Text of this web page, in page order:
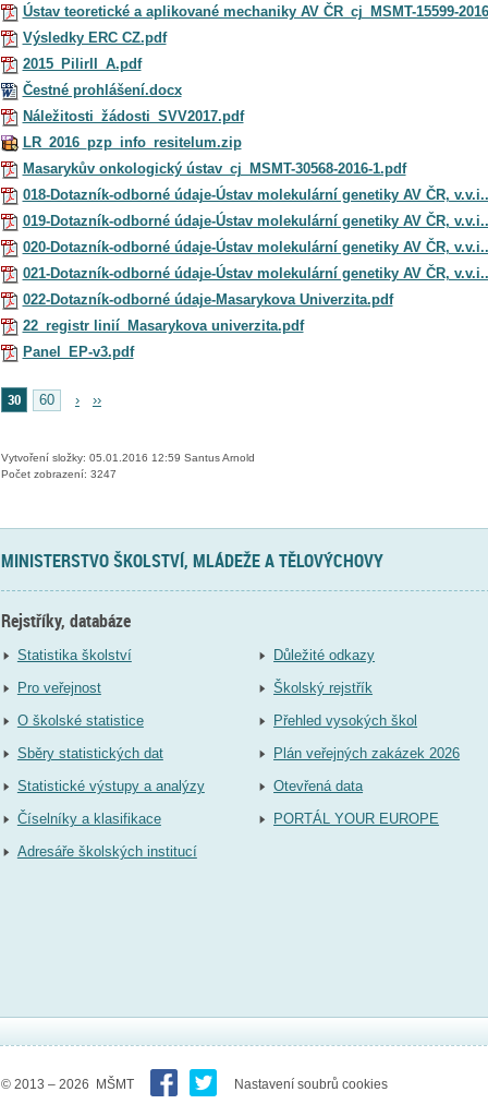
Ústav teoretické a aplikované mechaniky AV ČR_cj_MSMT-15599-
Výsledky ERC CZ.pdf
2015_PilirII_A.pdf
Čestné prohlášení.docx
Náležitosti_žádosti_SVV2017.pdf
LR_2016_pzp_info_resitelum.zip
Masarykův onkologický ústav_cj_MSMT-30568-2016-1.pdf
018-Dotazník-odborné údaje-Ústav molekulární genetiky AV ČR,
019-Dotazník-odborné údaje-Ústav molekulární genetiky AV ČR,
020-Dotazník-odborné údaje-Ústav molekulární genetiky AV ČR,
021-Dotazník-odborné údaje-Ústav molekulární genetiky AV ČR,
022-Dotazník-odborné údaje-Masarykova Univerzita.pdf
22_registr linií_Masarykova univerzita.pdf
Panel_EP-v3.pdf
30 60 › ››
Vytvoření složky: 05.01.2016 12:59 Santus Arnold
Počet zobrazení: 3247
MINISTERSTVO ŠKOLSTVÍ, MLÁDEŽE A TĚLOVÝCHOVY
Rejstříky, databáze
Statistika školství
Pro veřejnost
O školské statistice
Sběry statistických dat
Statistické výstupy a analýzy
Číselníky a klasifikace
Adresáře školských institucí
Důležité odkazy
Školský rejstřík
Přehled vysokých škol
Plán veřejných zakázek 2026
Otevřená data
PORTÁL YOUR EUROPE
© 2013 – 2026 MŠMT Nastavení soubrů cookies